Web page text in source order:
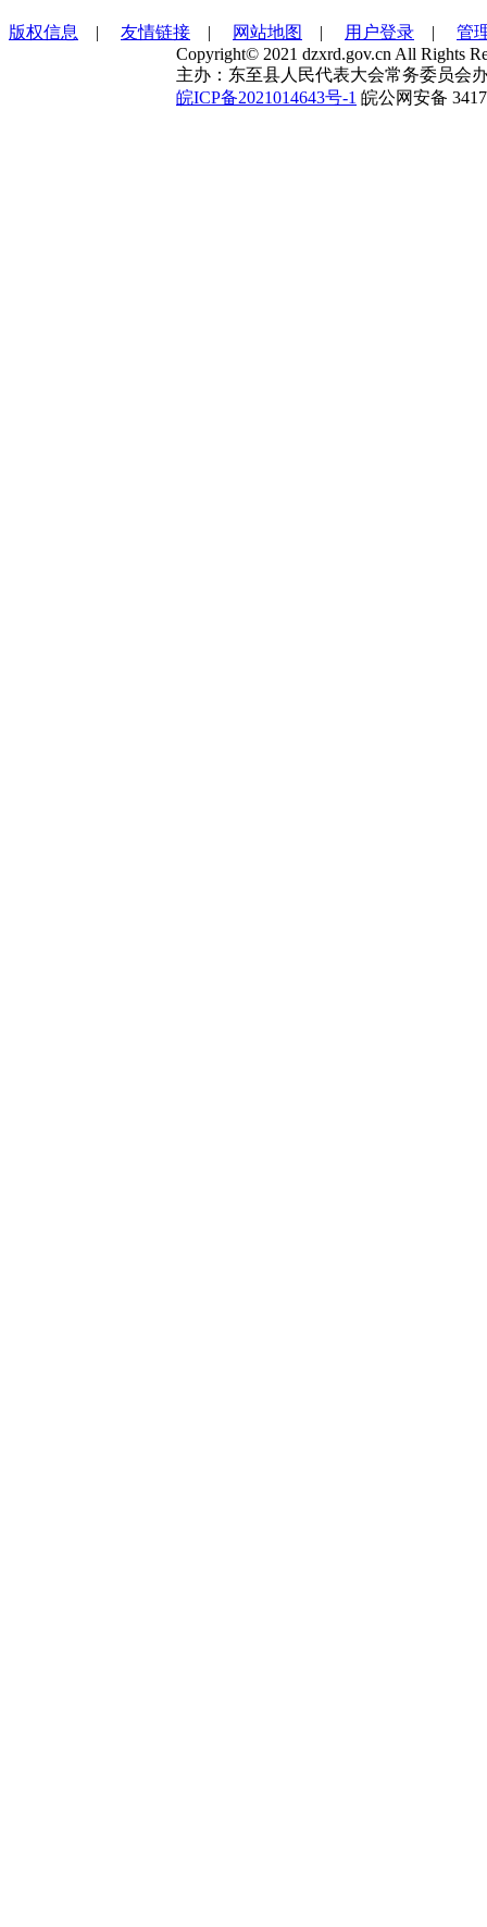
版权信息 | 友情链接 | 网站地图 | 用户登录 | 管
Copyright© 2021 dzxrd.gov.cn All Rights
主办：东至县人民代表大会常务委员会
皖ICP备2021014643号-1 皖公网安备